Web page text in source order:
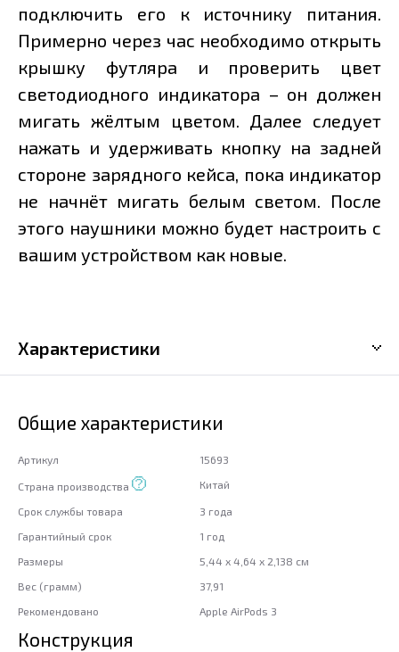
подключить его к источнику питания.
Примерно через час необходимо открыть
крышку футляра и проверить цвет
светодиодного индикатора – он должен
мигать жёлтым цветом. Далее следует
нажать и удерживать кнопку на задней
стороне зарядного кейса, пока индикатор
не начнёт мигать белым светом. После
этого наушники можно будет настроить с
вашим устройством как новые.
Характеристики
Общие характеристики
Артикул 15693
Страна производства Китай
Срок службы товара
3 года
Гарантийный срок
1 год
Размеры
5,44 x 4,64 x 2,138 см
Вес (грамм)
37,91
Рекомендовано
Apple AirPods 3
Конструкция